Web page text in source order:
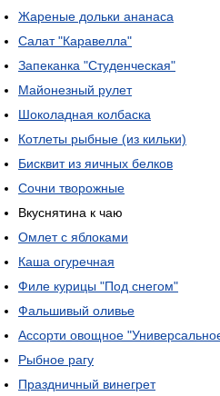
Жареные дольки ананаса
Салат "Каравелла"
Запеканка "Студенческая"
Майонезный рулет
Шоколадная колбаска
Котлеты рыбные (из кильки)
Бисквит из яичных белков
Сочни творожные
Вкуснятина к чаю
Омлет с яблоками
Каша огуречная
Филе курицы "Под снегом"
Фальшивый оливье
Ассорти овощное
Рыбное рагу
Праздничный винегрет